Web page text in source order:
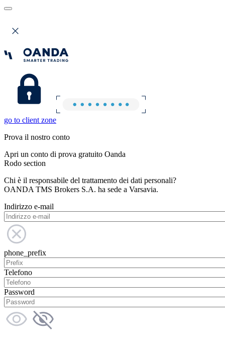
go to client zone
Prova il nostro conto
Apri un conto di prova gratuito Oanda
Rodo section
Chi è il responsabile del trattamento dei dati personali?
OANDA TMS Brokers S.A. ha sede a Varsavia.
Indirizzo e-mail
phone_prefix
Telefono
Password